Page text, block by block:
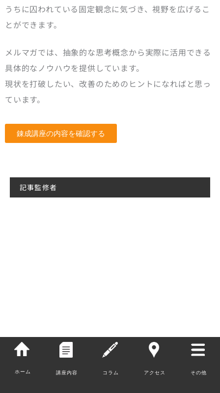
うちに囚われている固定観念に気づき、視野を広げるこ
とができます。
メルマガでは、抽象的な思考概念から実際に活用できる
具体的なノウハウを提供しています。
現状を打破したい、改善のためのヒントになればと思っ
ています。
錬成講座の内容を確認する
記事監修者
栗原 誠一郎
お問い合わせ
ホーム 講座内容 コラム アクセス その他